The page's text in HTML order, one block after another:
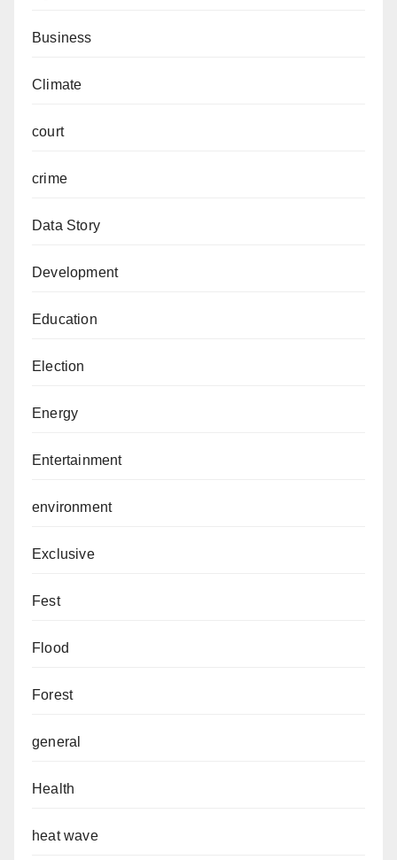
Business
Climate
court
crime
Data Story
Development
Education
Election
Energy
Entertainment
environment
Exclusive
Fest
Flood
Forest
general
Health
heat wave